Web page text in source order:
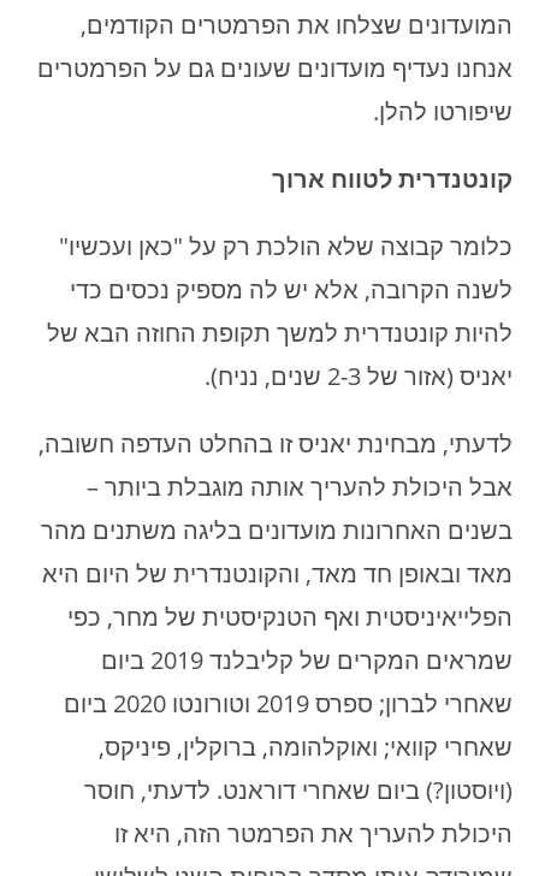
המועדונים שצלחו את הפרמטרים הקודמים,
אנחנו נעדיף מועדונים שעונים גם על הפרמטרים
שיפורטו להלן.
קונטנדרית לטווח ארוך
כלומר קבוצה שלא הולכת רק על "כאן ועכשיו"
לשנה הקרובה, אלא יש לה מספיק נכסים כדי
להיות קונטנדרית למשך תקופת החוזה הבא של
יאניס (אזור של 2-3 שנים, נניח).
לדעתי, מבחינת יאניס זו בהחלט העדפה חשובה,
אבל היכולת להעריך אותה מוגבלת ביותר –
בשנים האחרונות מועדונים בליגה משתנים מהר
מאד ובאופן חד מאד, והקונטנדרית של היום היא
הפלייאיניסטית ואף הטנקיסטית של מחר, כפי
שמראים המקרים של קליבלנד 2019 ביום
שאחרי לברון; ספרס 2019 וטורונטו 2020 ביום
שאחרי קוואי; ואוקלהומה, ברוקלין, פיניקס,
(ויוסטון?) ביום שאחרי דוראנט. לדעתי, חוסר
היכולת להעריך את הפרמטר הזה, היא זו